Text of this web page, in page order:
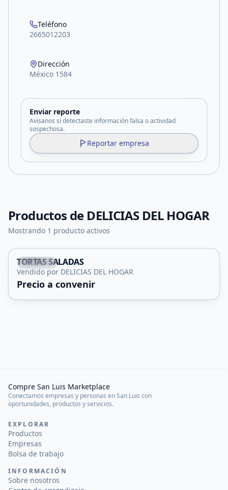
Teléfono
2665012203
Dirección
México 1584
Enviar reporte
Avisanos si detectaste información falsa o actividad
sospechosa.
Reportar empresa
Productos de DELICIAS DEL HOGAR
Mostrando 1 producto activos
Capital
TORTAS SALADAS
Vendido por DELICIAS DEL HOGAR
Precio a convenir
Compre San Luis Marketplace
Conectamos empresas y personas en San Luis con
oportunidades, productos y servicios.
EXPLORAR
Productos
Empresas
Bolsa de trabajo
INFORMACIÓN
Sobre nosotros